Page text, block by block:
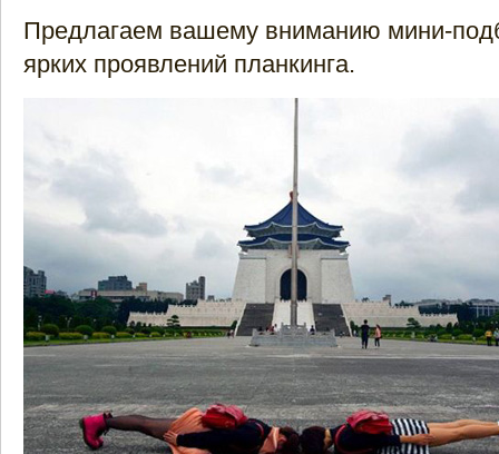
Предлагаем вашему вниманию мини-
ярких проявлений планкинга.